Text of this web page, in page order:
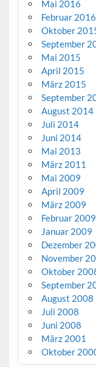
Mai 2016
Februar 2016
Oktober
September
Mai 2015
April 2015
März 2015
September
August 2014
Juli 2014
Juni 2014
Mai 2013
März 2011
Mai 2009
April 2009
März 2009
Februar 2009
Januar 2009
Dezember
November
Oktober
September
August 2008
Juli 2008
Juni 2008
März 2001
Oktober